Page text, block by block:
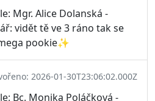
Mgr. Alice Dolanská -
vidět tě ve 3 ráno tak se
pookie✨
2026-01-30T23:06:02.000Z
Bc. Monika Poláčková -